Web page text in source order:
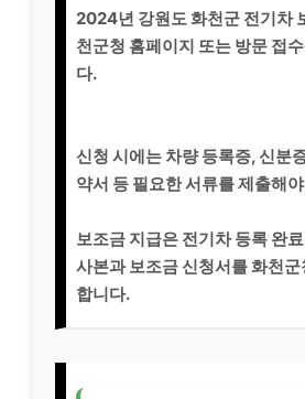
2024년 강원도 화천군 전기차
천군청 홈페이지 또는 방문 접
다.
신청 시에는 차량 등록증, 신분
약서 등 필요한 서류를 제출해
보조금 지급은 전기차 등록 완
사본과 보조금 신청서를 화천
합니다.